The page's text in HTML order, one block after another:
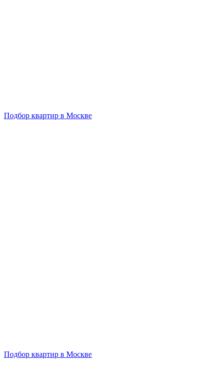
Подбор квартир в Москве
Подбор квартир в Москве